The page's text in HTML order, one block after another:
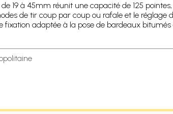
19 à 45mm réunit une capacité de 125
de tir coup par coup ou rafale et le réglage
adaptée à la pose de bardeaux